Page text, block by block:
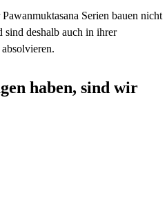
Serien bauen nicht
sind deshalb auch in ihrer
haben, sind wir